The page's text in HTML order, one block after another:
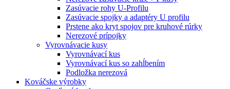
Zasúvacie rohy U-Profilu
Zasúvacie spojky a adaptéry U profilu
Prstene ako kryt spojov pre kruhové rúrky
Nerezové prípojky
Vyrovnávacie kusy
Vyrovnávací kus
Vyrovnávací kus so zahĺbením
Podložka nerezová
Kováčske výrobky